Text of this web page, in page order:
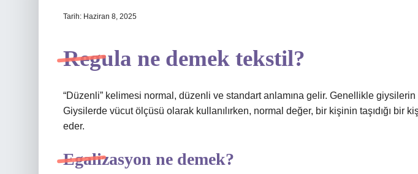
Tarih: Haziran 8, 2025
Regula ne demek tekstil?
“Düzenli” kelimesi normal, düzenli ve standart anlamına gelir. Genellikle giysilerin
Giysilerde vücut ölçüsü olarak kullanılırken, normal değer, bir kişinin taşıdığı bir
eder.
Egalizasyon ne demek?